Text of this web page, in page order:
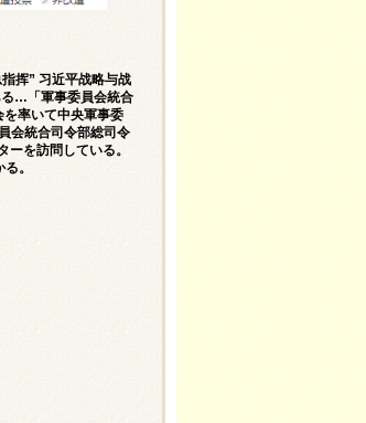
挥” 习近平战略与战
る…「軍事委員会統合
率いて中央軍事委
会統合司令部総司令
を訪問している。
。